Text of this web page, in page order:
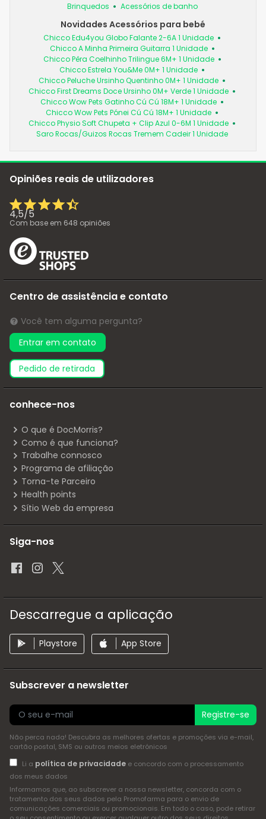
Brinquedos Acessórios de banho
Novidades Acessórios para bebé
Chicco Edu4you Globo Falante 2-6A 1 Unidade
Chicco A Minha Primeira Guitarra 1 Unidade
Chicco Pêra Coelhinho Trilingue 6M+ 1 Unidade
Chicco Estrela You&Me 0M+ 1 Unidade
Chicco Peluche Ursinho Quentinho 0M+ 1 Unidade
Chicco First Dreams Doce Ursinho 0M+ Verde 1 Unidade
Chicco Wow Pets Gatinho Cú Cú 18M+ 1 Unidade
Chicco Wow Pets Pónei Cú Cú 18M+ 1 Unidade
Chicco Physio Soft Chupeta + Clip Azul 0-6M 1 Unidade
Saro Rocas/Guizos Rocas Tremem Cadeir 1 Unidade
Opiniões reais de utilizadores
4,5/5
Com base em 648 opiniões
Centro de assistência e contato
Você tem alguma pergunta?
Entrar em contato
pedido de retirada
conhece-nos
O que é DocMorris?
Como é que funciona?
Trabalhe connosco
Programa de afiliação
Torna-te Parceiro
Health points
Sítio Web da empresa
Siga-nos
Descarregue a aplicação
Playstore App Store
Subscrever a newsletter
Registre-se
Não perca nada! Descubra as melhores ofertas e promoções via e-mail,
cartão postal, SMS ou outros meios eletrónicos
Li a política de privacidadee concordo com o processamento
dos meus dados
Informamos que, ao subscrever a nossa newsletter, concorda com o
tratamento dos seus dados pela Promofarma para o envio de
comunicações comerciais ou promocionais. Em todo o caso, pode retirar